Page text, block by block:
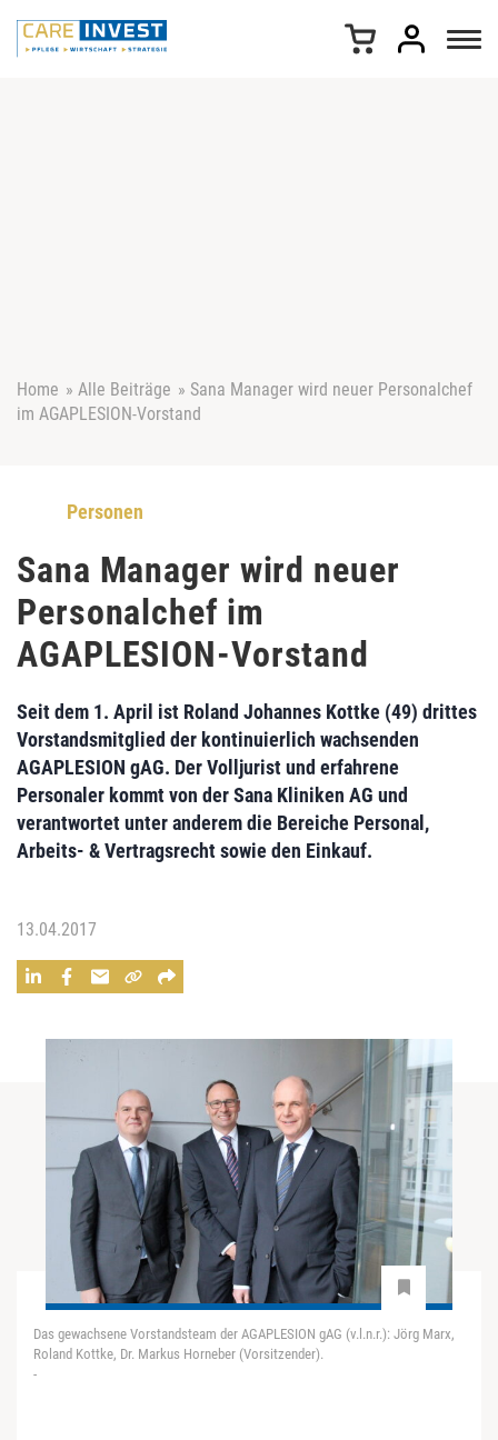
Home » Alle Beiträge » Sana Manager wird neuer Personalchef
im AGAPLESION-Vorstand
Personen
Sana Manager wird neuer
Personalchef im
AGAPLESION-Vorstand
Seit dem 1. April ist Roland Johannes Kottke (49) drittes
Vorstandsmitglied der kontinuierlich wachsenden
AGAPLESION gAG. Der Volljurist und erfahrene
Personaler kommt von der Sana Kliniken AG und
verantwortet unter anderem die Bereiche Personal,
Arbeits- & Vertragsrechtsowie den Einkauf.
13.04.2017
Das gewachsene Vorstandsteam der AGAPLESION gAG (v.l.n.r.): Jörg Marx,
Roland Kottke, Dr. Markus Horneber (Vorsitzender).
-